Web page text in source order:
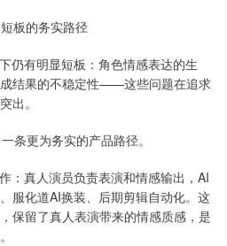
板的务实路径
仍有明显短板：角色情感表达的生
结果的不稳定性——这些问题在追求
出。
条更为务实的产品路径。
：真人演员负责表演和情感输出，AI
服化道AI换装、后期剪辑自动化。这
保留了真人表演带来的情感质感，是